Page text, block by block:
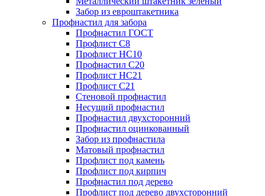
Забор из евроштакетника
Профнастил для забора
Профнастил ГОСТ
Профлист С8
Профлист НС10
Профнастил С20
Профлист НС21
Профлист С21
Стеновой профнастил
Несущий профнастил
Профнастил двухсторонний
Профнастил оцинкованный
Забор из профнастила
Матовый профнастил
Профлист под камень
Профлист под кирпич
Профнастил под дерево
Профлист под дерево двухсторонний